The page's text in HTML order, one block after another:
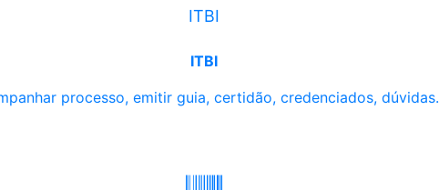
ITBI
ITBI
processo, emitir guia, certidão, credenciados, dúvidas.